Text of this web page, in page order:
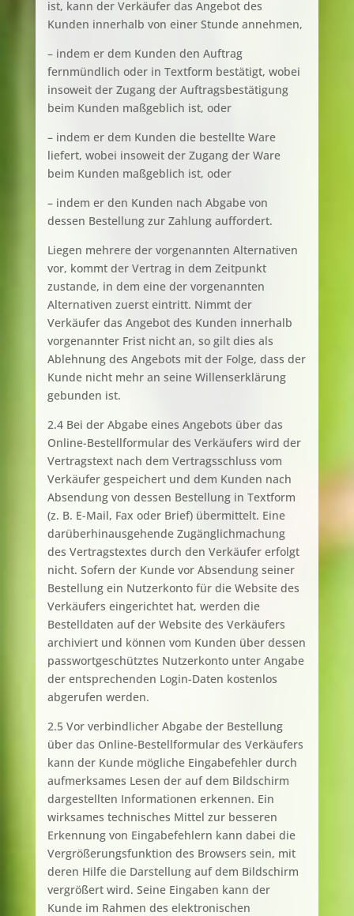
ist, kann der Verkäufer das Angebot des
Kunden innerhalb von einer Stunde annehmen,
– indem er dem Kunden den Auftrag
fernmündlich oder in Textform bestätigt, wobei
insoweit der Zugang der Auftragsbestätigung
beim Kunden maßgeblich ist, oder
– indem er dem Kunden die bestellte Ware
liefert, wobei insoweit der Zugang der Ware
beim Kunden maßgeblich ist, oder
– indem er den Kunden nach Abgabe von
dessen Bestellung zur Zahlung auffordert.
Liegen mehrere der vorgenannten Alternativen
vor, kommt der Vertrag in dem Zeitpunkt
zustande, in dem eine der vorgenannten
Alternativen zuerst eintritt. Nimmt der
Verkäufer das Angebot des Kunden innerhalb
vorgenannter Frist nicht an, so gilt dies als
Ablehnung des Angebots mit der Folge, dass der
Kunde nicht mehr an seine Willenserklärung
gebunden ist.
2.4 Bei der Abgabe eines Angebots über das
Online-Bestellformular des Verkäufers wird der
Vertragstext nach dem Vertragsschluss vom
Verkäufer gespeichert und dem Kunden nach
Absendung von dessen Bestellung in Textform
(z. B. E-Mail, Fax oder Brief) übermittelt. Eine
darüberhinausgehende Zugänglichmachung
des Vertragstextes durch den Verkäufer erfolgt
nicht. Sofern der Kunde vor Absendung seiner
Bestellung ein Nutzerkonto für die Website des
Verkäufers eingerichtet hat, werden die
Bestelldaten auf der Website des Verkäufers
archiviert und können vom Kunden über dessen
passwortgeschütztes Nutzerkonto unter Angabe
der entsprechenden Login-Daten kostenlos
abgerufen werden.
2.5 Vor verbindlicher Abgabe der Bestellung
über das Online-Bestellformular des Verkäufers
kann der Kunde mögliche Eingabefehler durch
aufmerksames Lesen der auf dem Bildschirm
dargestellten Informationen erkennen. Ein
wirksames technisches Mittel zur besseren
Erkennung von Eingabefehlern kann dabei die
Vergrößerungsfunktion des Browsers sein, mit
deren Hilfe die Darstellung auf dem Bildschirm
vergrößert wird. Seine Eingaben kann der
Kunde im Rahmen des elektronischen